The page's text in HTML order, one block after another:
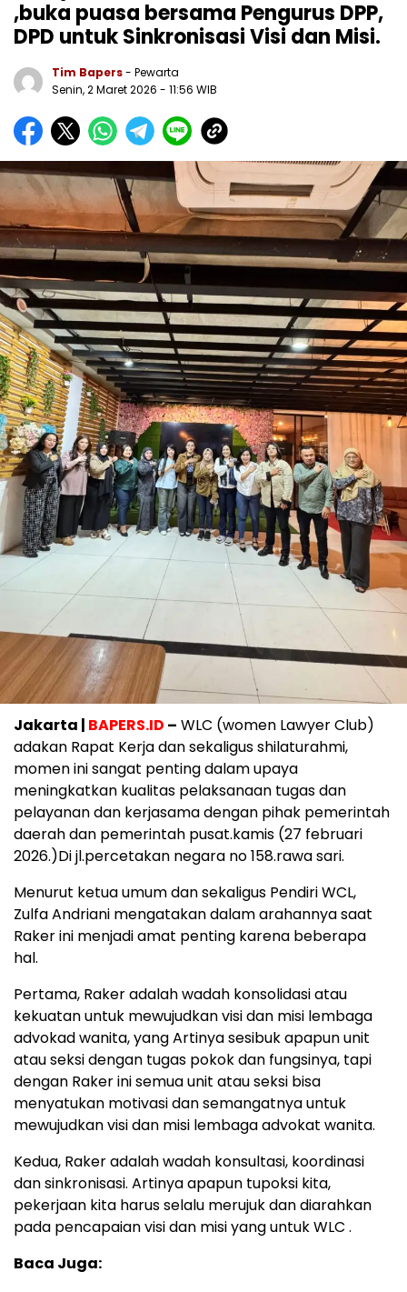
,buka puasa bersama Pengurus DPP,
DPD untuk Sinkronisasi Visi dan Misi.
Tim Bapers- Pewarta
Senin, 2 Maret 2026 - 11:56 WIB
Jakarta | BAPERS.ID – WLC (women Lawyer Club)
adakan Rapat Kerja dan sekaligus shilaturahmi,
momen ini sangat penting dalam upaya
meningkatkan kualitas pelaksanaan tugas dan
pelayanan dan kerjasama dengan pihak pemerintah
daerah dan pemerintah pusat.kamis (27 februari
2026.)Di jl.percetakan negara no 158.rawa sari.
Menurut ketua umum dan sekaligus Pendiri WCL,
Zulfa Andriani mengatakan dalam arahannya saat
Raker ini menjadi amat penting karena beberapa
hal.
Pertama, Raker adalah wadah konsolidasi atau
kekuatan untuk mewujudkan visi dan misi lembaga
advokad wanita, yang Artinya sesibuk apapun unit
atau seksi dengan tugas pokok dan fungsinya, tapi
dengan Raker ini semua unit atau seksi bisa
menyatukan motivasi dan semangatnya untuk
mewujudkan visi dan misi lembaga advokat wanita.
Kedua, Raker adalah wadah konsultasi, koordinasi
dan sinkronisasi. Artinya apapun tupoksi kita,
pekerjaan kita harus selalu merujuk dan diarahkan
pada pencapaian visi dan misi yang untuk WLC .
Baca Juga: